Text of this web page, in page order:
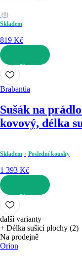
(6)
Skladem
819 Kč
DO KOŠÍKU
Brabantia
Sušák na
kovový, délka
Skladem Poslední kousky
1 393 Kč
DO KOŠÍKU
další varianty
+ Délka sušicí plochy (2)
Na prodejně
Orion